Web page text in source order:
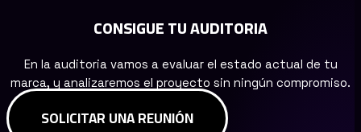
CONSIGUE TU AUDITORIA
En la auditoria vamos a evaluar el estado actual de tu
marca, y analizaremos el proyecto sin ningún compromiso.
SOLICITAR UNA REUNIÓN